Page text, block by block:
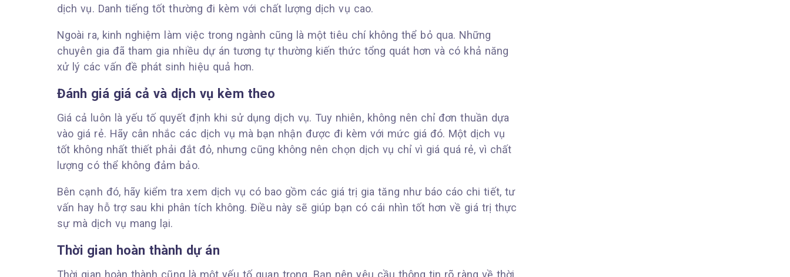
dịch vụ. Danh tiếng tốt thường đi kèm với chất lượng dịch vụ cao.
Ngoài ra, kinh nghiệm làm việc trong ngành cũng là một tiêu chí không thể bỏ qua. Những
chuyên gia đã tham gia nhiều dự án tương tự thường kiến thức tổng quát hơn và có khả năng
xử lý các vấn đề phát sinh hiệu quả hơn.
Đánh giá giá cả và dịch vụ kèm theo
Giá cả luôn là yếu tố quyết định khi sử dụng dịch vụ. Tuy nhiên, không nên chỉ đơn thuần dựa
vào giá rẻ. Hãy cân nhắc các dịch vụ mà bạn nhận được đi kèm với mức giá đó. Một dịch vụ
tốt không nhất thiết phải đắt đỏ, nhưng cũng không nên chọn dịch vụ chỉ vì giá quá rẻ, vì chất
lượng có thể không đảm bảo.
Bên cạnh đó, hãy kiểm tra xem dịch vụ có bao gồm các giá trị gia tăng như báo cáo chi tiết, tư
vấn hay hỗ trợ sau khi phân tích không. Điều này sẽ giúp bạn có cái nhìn tốt hơn về giá trị thực
sự mà dịch vụ mang lại.
Thời gian hoàn thành dự án